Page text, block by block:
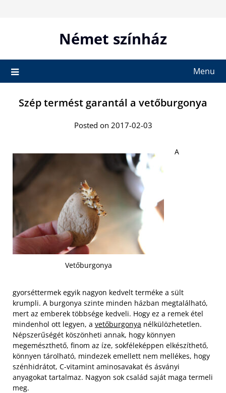
Német színház
Menu
Szép termést garantál a vetőburgonya
Posted on 2017-02-03
Vetőburgonya
A
gyorséttermek egyik nagyon kedvelt terméke a sült
krumpli. A burgonya szinte minden házban megtalálható,
mert az emberek többsége kedveli. Hogy ez a remek étel
mindenhol ott legyen, a vetőburgonya nélkülözhetetlen.
Népszerűségét köszönheti annak, hogy könnyen
megemészthető, finom az íze, sokféleképpen elkészíthető,
könnyen tárolható, mindezek emellett nem mellékes, hogy
szénhidrátot, C-vitamint aminosavakat és ásványi
anyagokat tartalmaz. Nagyon sok család saját maga termeli
meg.